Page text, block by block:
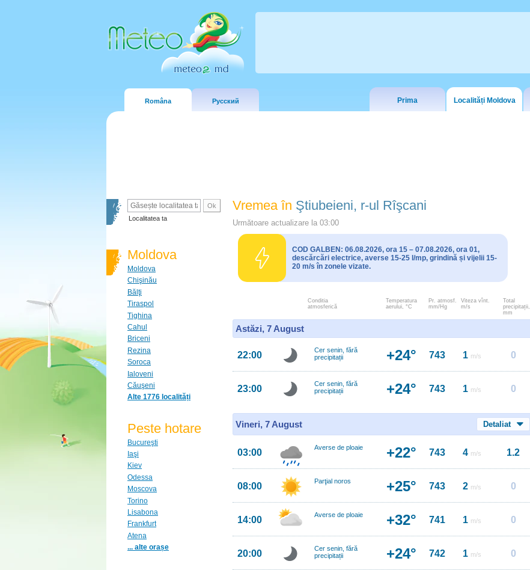
Româna Русский Prima Localități Moldova
Localitatea ta
Moldova
Moldova
Chişinău
Bălţi
Tiraspol
Tighina
Cahul
Briceni
Rezina
Soroca
Ialoveni
Căuşeni
Alte 1776 localități
Peste hotare
Bucureşti
Iaşi
Kiev
Odessa
Moscova
Torino
Lisabona
Frankfurt
Atena
... alte orașe
Vremea în Ştiubeieni, r-ul Rîşcani
Următoare actualizare la 03:00
COD GALBEN: 06.08.2026, ora 15 – 07.08.2026, ora 01,
descărcări electrice, averse 15-25 l/mp, grindină și vijelii 15-
20 m/s în zonele vizate.
Conditia
atmosferică
Temperatura
aerului, °C
Pr. atmosf.
mm/Hg
Viteza vînt.
m/s
Total
precipitații,
mm
Astăzi, 7 August
22:00
Cer senin, fără
precipitații
+24° 743 1 m/s 0
23:00
Cer senin, fără
precipitații
+24° 743 1 m/s 0
Vineri, 7 August Detaliat
03:00 Averse de ploaie +22° 743 4 m/s 1.2
08:00 Parţial noros +25° 743 2 m/s 0
14:00 Averse de ploaie +32° 741 1 m/s 0
20:00
Cer senin, fără
precipitații
+24° 742 1 m/s 0